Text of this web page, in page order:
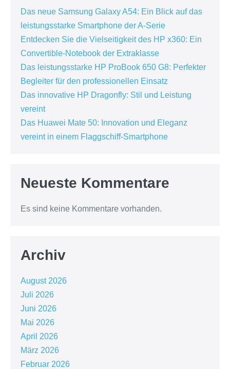
Das neue Samsung Galaxy A54: Ein Blick auf das
leistungsstarke Smartphone der A-Serie
Entdecken Sie die Vielseitigkeit des HP x360: Ein
Convertible-Notebook der Extraklasse
Das leistungsstarke HP ProBook 650 G8: Perfekter
Begleiter für den professionellen Einsatz
Das innovative HP Dragonfly: Stil und Leistung
vereint
Das Huawei Mate 50: Innovation und Eleganz
vereint in einem Flaggschiff-Smartphone
Neueste Kommentare
Es sind keine Kommentare vorhanden.
Archiv
August 2026
Juli 2026
Juni 2026
Mai 2026
April 2026
März 2026
Februar 2026